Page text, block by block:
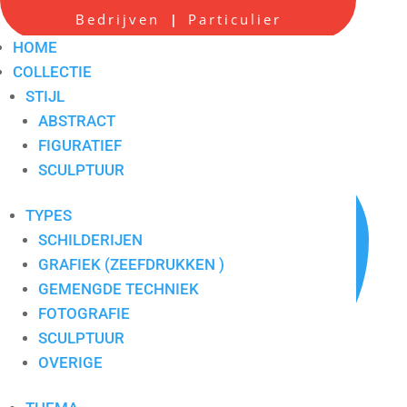
Bedrijven | Particulier
HOME
COLLECTIE
STIJL
ABSTRACT
FIGURATIEF
SCULPTUUR
TYPES
SCHILDERIJEN
GRAFIEK (ZEEFDRUKKEN )
GEMENGDE TECHNIEK
FOTOGRAFIE
SCULPTUUR
OVERIGE
Hans Innemee 1
Artikelnummer: